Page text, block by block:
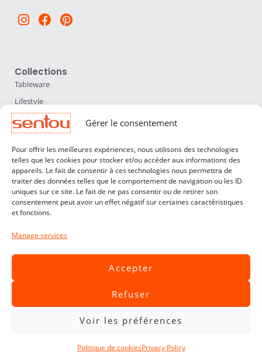
Gérer le consentement
Pour offrir les meilleures expériences, nous utilisons des technologies
telles que les cookies pour stocker et/ou accéder aux informations des
appareils. Le fait de consentir à ces technologies nous permettra de
traiter des données telles que le comportement de navigation ou les ID
uniques sur ce site. Le fait de ne pas consentir ou de retirer son
consentement peut avoir un effet négatif sur certaines caractéristiques
et fonctions.
Manage services
Accepter
Refuser
Voir les préférences
Politique de cookiesPrivacy Policy
Instagram
Facebook
Pinterest
Collections
Tableware
Lifestyle
Home Accessories
Lighting
Furniture
Sentou
About us
Our designers
Legal notices